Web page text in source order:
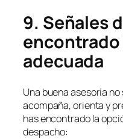
9. Señales
encontrado
adecuada
Una buena asesoría
acompaña, orienta y
has encontrado la
despacho: